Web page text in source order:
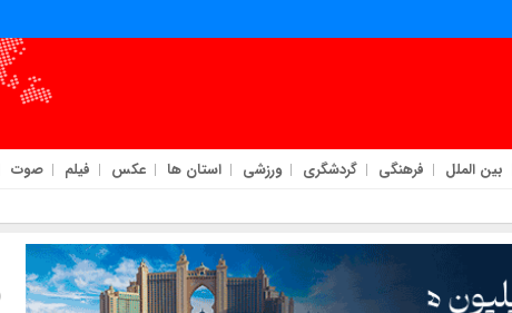
بین الملل فرهنگی گردشگری ورزشی استان ها عکس فیلم صوت